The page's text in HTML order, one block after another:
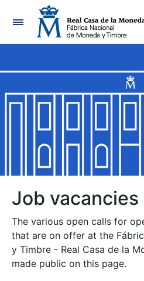
Navigation
Show/Hide
Show/Hide
Show/Hide
Show/Hide
Job vacancies
The various open calls for
that are on offer at the
y Timbre - Real Casa de la
made public on this page.